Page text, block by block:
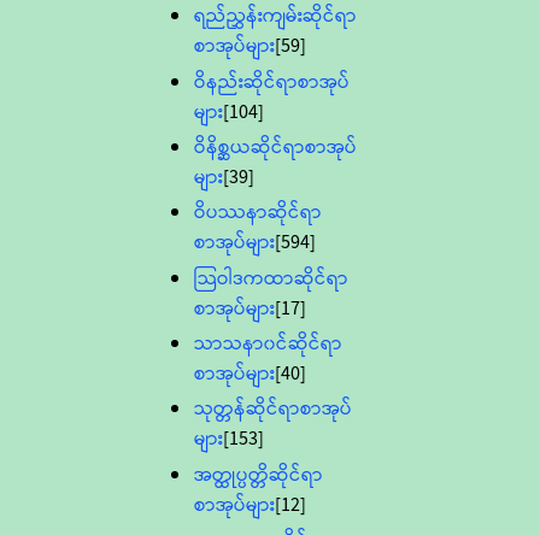
ရည်ညွှန်းကျမ်းဆိုင်ရာ
စာအုပ်များ[59]
ဝိနည်းဆိုင်ရာစာအုပ်
များ[104]
ဝိနိစ္ဆယဆိုင်ရာစာအုပ်
များ[39]
ဝိပဿနာဆိုင်ရာ
စာအုပ်များ[594]
သြဝါဒကထာဆိုင်ရာ
စာအုပ်များ[17]
သာသနာ၀င်ဆိုင်ရာ
စာအုပ်များ[40]
သုတ္တန်ဆိုင်ရာစာအုပ်
များ[153]
အတ္ထုပ္ပတ္တိဆိုင်ရာ
စာအုပ်များ[12]